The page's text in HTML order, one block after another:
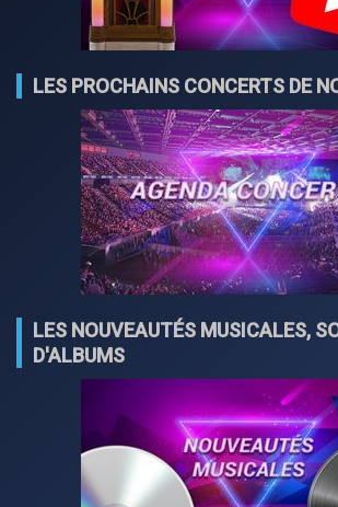
LES PROCHAINS CONCERTS DE
LES NOUVEAUTÉS MUSICALES,
D'ALBUMS